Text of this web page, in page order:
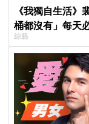
《我獨自生活》
桶都沒有」每天
綜藝